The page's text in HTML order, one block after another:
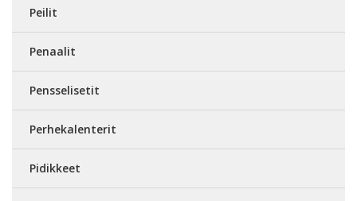
Peilit
Penaalit
Pensselisetit
Perhekalenterit
Pidikkeet